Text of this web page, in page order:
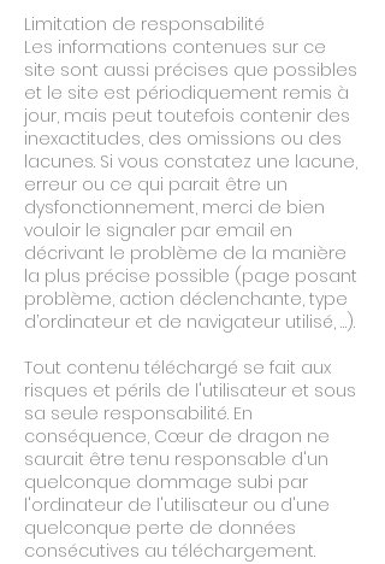
Limitation de responsabilité
Les informations contenues sur ce
site sont aussi précises que possibles
et le site est périodiquement remis à
jour, mais peut toutefois contenir des
inexactitudes, des omissions ou des
lacunes. Si vous constatez une lacune,
erreur ou ce qui parait être un
dysfonctionnement, merci de bien
vouloir le signaler par email en
décrivant le problème de la manière
la plus précise possible (page posant
problème, action déclenchante, type
d’ordinateur et de navigateur utilisé, …).
Tout contenu téléchargé se fait aux
risques et périls de l'utilisateur et sous
sa seule responsabilité. En
conséquence, Cœur de dragon ne
saurait être tenu responsable d'un
quelconque dommage subi par
l'ordinateur de l'utilisateur ou d'une
quelconque perte de données
consécutives au téléchargement.